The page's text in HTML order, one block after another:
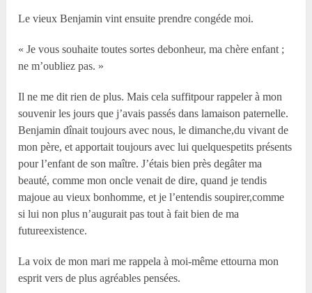
Le vieux Benjamin vint ensuite prendre congéde moi.
« Je vous souhaite toutes sortes debonheur, ma chère enfant ;
ne m’oubliez pas. »
Il ne me dit rien de plus. Mais cela suffitpour rappeler à mon
souvenir les jours que j’avais passés dans lamaison paternelle.
Benjamin dînait toujours avec nous, le dimanche,du vivant de
mon père, et apportait toujours avec lui quelquespetits présents
pour l’enfant de son maître. J’étais bien près degâter ma
beauté, comme mon oncle venait de dire, quand je tendis
majoue au vieux bonhomme, et je l’entendis soupirer,comme
si lui non plus n’augurait pas tout à fait bien de ma
futureexistence.
La voix de mon mari me rappela à moi-même ettourna mon
esprit vers de plus agréables pensées.